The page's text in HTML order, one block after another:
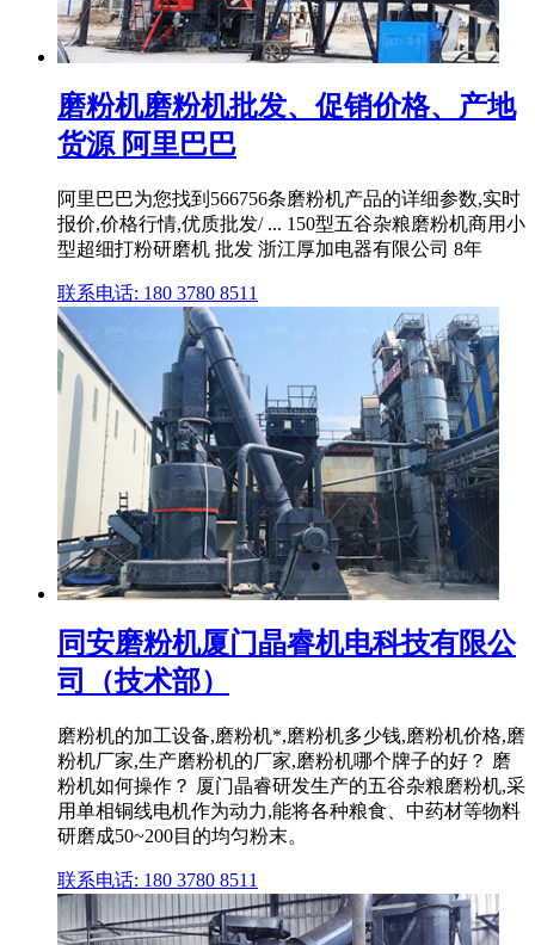
磨粉机磨粉机批发、促销价格、产地
货源 阿里巴巴
阿里巴巴为您找到566756条磨粉机产品的详细参数,实时
报价,价格行情,优质批发/ ... 150型五谷杂粮磨粉机商用小
型超细打粉研磨机 批发 浙江厚加电器有限公司 8年
联系电话: 180 3780 8511
同安磨粉机厦门晶睿机电科技有限公
司（技术部）
磨粉机的加工设备,磨粉机*,磨粉机多少钱,磨粉机价格,磨
粉机厂家,生产磨粉机的厂家,磨粉机哪个牌子的好？ 磨
粉机如何操作？ 厦门晶睿研发生产的五谷杂粮磨粉机,采
用单相铜线电机作为动力,能将各种粮食、中药材等物料
研磨成50~200目的均匀粉末。
联系电话: 180 3780 8511